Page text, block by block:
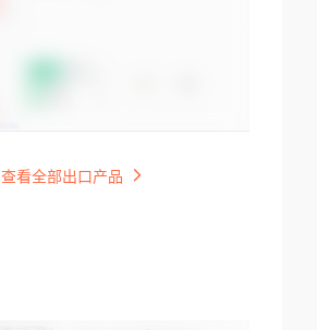
查看全部出口产品